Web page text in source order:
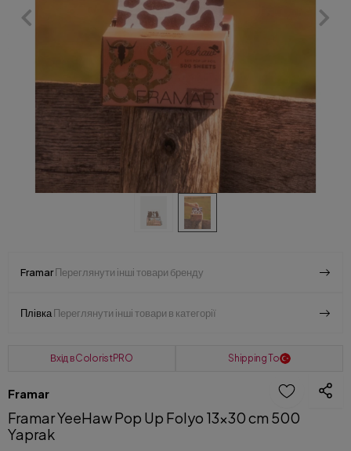
FramarПереглянути інші товари бренду
ПлівкаПереглянути інші товари в категорії
Вхід в ColoristPRO Shipping To
Framar
Framar YeeHaw Pop Up Folyo 13x30 cm 500
Yaprak